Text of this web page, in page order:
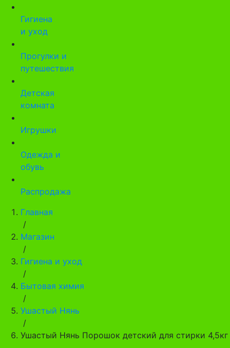
Гигиена
и уход
Прогулки и
путешествия
Детская
комната
Игрушки
Одежда и
обувь
Распродажа
Главная
/
Магазин
/
Гигиена и уход
/
Бытовая химия
/
Ушастый Нянь
/
Ушастый Нянь Порошок детский для стирки 4,5кг